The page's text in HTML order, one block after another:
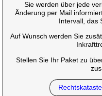
Sie werden über jede
Änderung per Mail
Intervall, das
Auf Wunsch werden Sie
Stellen Sie Ihr Paket zu